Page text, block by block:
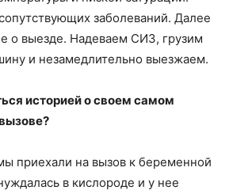
заболеваний. Далее
о выезде. Надеваем СИЗ, грузим
и незамедлительно выезжаем.
историей о своем самом
приехали на вызов к беременной
в кислороде и у нее